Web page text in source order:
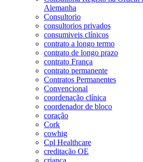
Alemanha
Consultorio
consultorios privados
consumiveis clínicos
contrato a longo termo
contrato de longo prazo
contrato França
contrato permanente
Contratos Permanentes
Convencional
coordenação clínica
coordenador de bloco
coração
Cork
cowhig
Cpl Healthcare
creditação OE
criança